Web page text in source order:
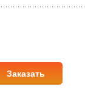
Заказать